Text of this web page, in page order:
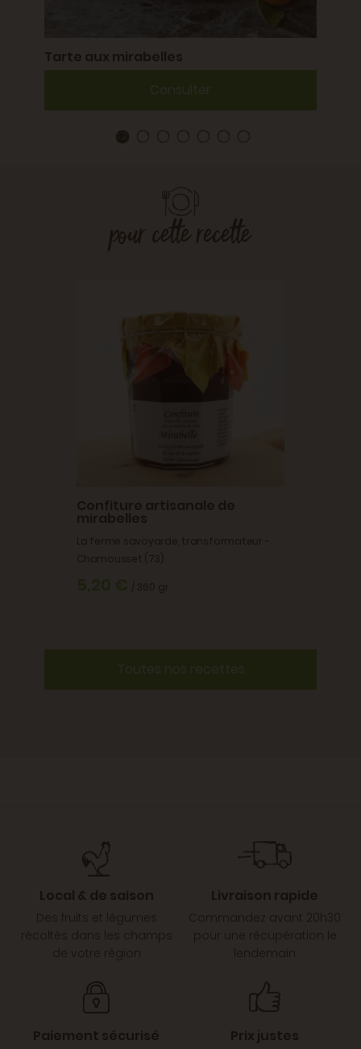
Tarte aux mirabelles
Consulter
Toutes nos recettes
Local & de saison
Des fruits et légumes
récoltés dans les champs
de votre région
Livraison rapide
Commandez avant 20h30
pour une récupération le
lendemain
Paiement sécurisé Prix justes